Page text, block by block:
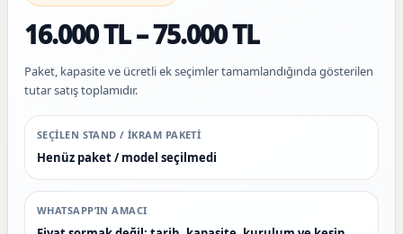
16.000 TL – 75.000 TL
Paket, kapasite ve ücretli ek seçimler tamamlandığında gösterilen
tutar satış toplamıdır.
SEÇILEN STAND / IKRAM PAKETI
Henüz paket / model seçilmedi
WHATSAPP’IN AMACI